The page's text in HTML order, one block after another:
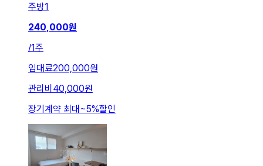
주방1
240,000원
/1주
임대료200,000원
관리비 40,000원
장기계약 최대~5%할인